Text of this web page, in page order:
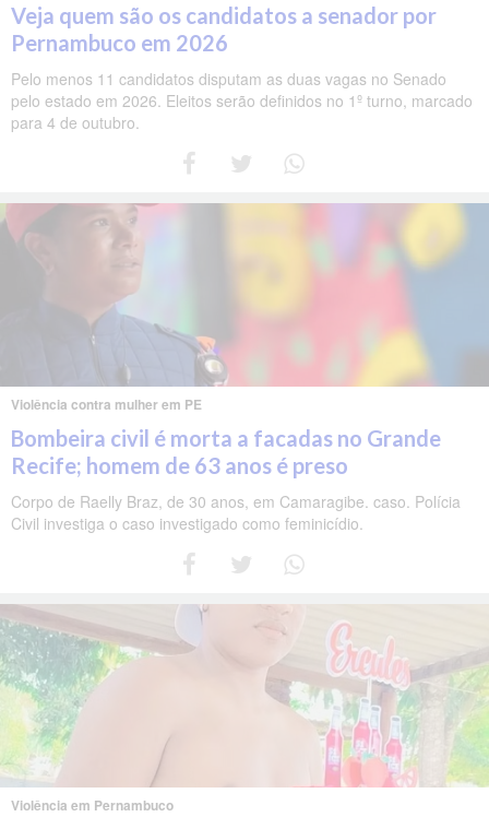
Veja quem são os candidatos a senador por
Pernambuco em 2026
Pelo menos 11 candidatos disputam as duas vagas no Senado
pelo estado em 2026. Eleitos serão definidos no 1º turno, marcado
para 4 de outubro.
Violência contra mulher em PE
Bombeira civil é morta a facadas no Grande
Recife; homem de 63 anos é preso
Corpo de Raelly Braz, de 30 anos, em Camaragibe. caso. Polícia
Civil investiga o caso investigado como feminicídio.
Violência em Pernambuco